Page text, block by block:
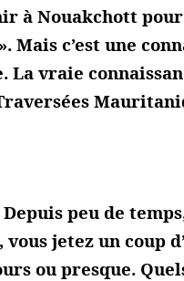
à Nouakchott
Mais c’est une
La vraie
peu de
jetez un coup
ou presque.